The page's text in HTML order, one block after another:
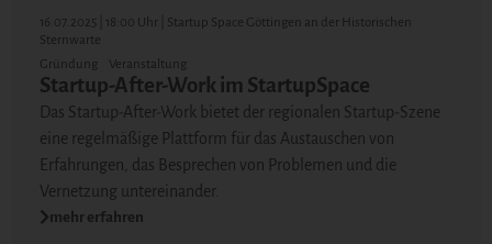
16.07.2025 | 18:00 Uhr | Startup Space Göttingen an der Historischen
Sternwarte
Gründung
Veranstaltung
Startup-After-Work im StartupSpace
Das Startup-After-Work bietet der regionalen Startup-Szene
eine regelmäßige Plattform für das Austauschen von
Erfahrungen, das Besprechen von Problemen und die
Vernetzung untereinander.
mehr erfahren